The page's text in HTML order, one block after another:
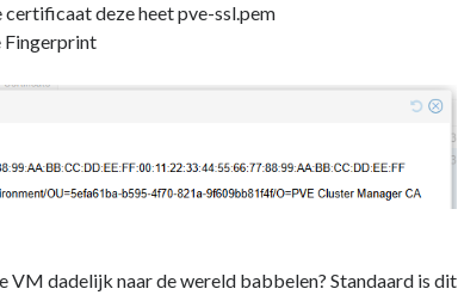
deze heet pve-ssl.pem
Fingerprint
VM dadelijk naar de wereld babbelen? Standaard is dit